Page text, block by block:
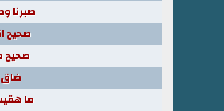
صبرنا
صحيح
صحيح
ما